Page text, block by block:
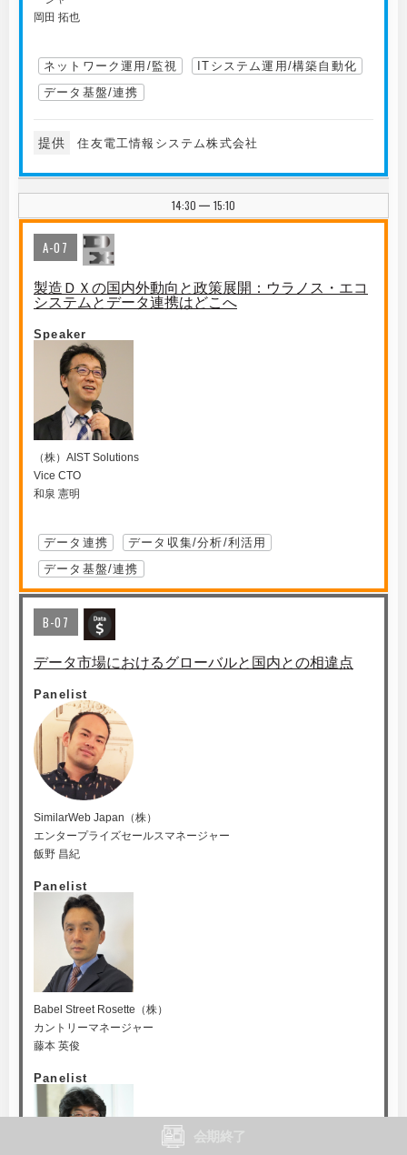
岡田 拓也
ネットワーク運用/監視
ITシステム運用/構築自動化
データ基盤/連携
提供 住友電工情報システム株式会社
14:30 | 15:10
A-07
製造ＤＸの国内外動向と政策展開：ウラノス・エコ
システムとデータ連携はどこへ
Speaker
（株）AIST Solutions
Vice CTO
和泉 憲明
データ連携
データ収集/分析/利活用
データ基盤/連携
B-07
データ市場におけるグローバルと国内との相違点
Panelist
SimilarWeb Japan（株）
エンタープライズセールスマネージャー
飯野 昌紀
Panelist
Babel Street Rosette（株）
カントリーマネージャー
藤本 英俊
Panelist